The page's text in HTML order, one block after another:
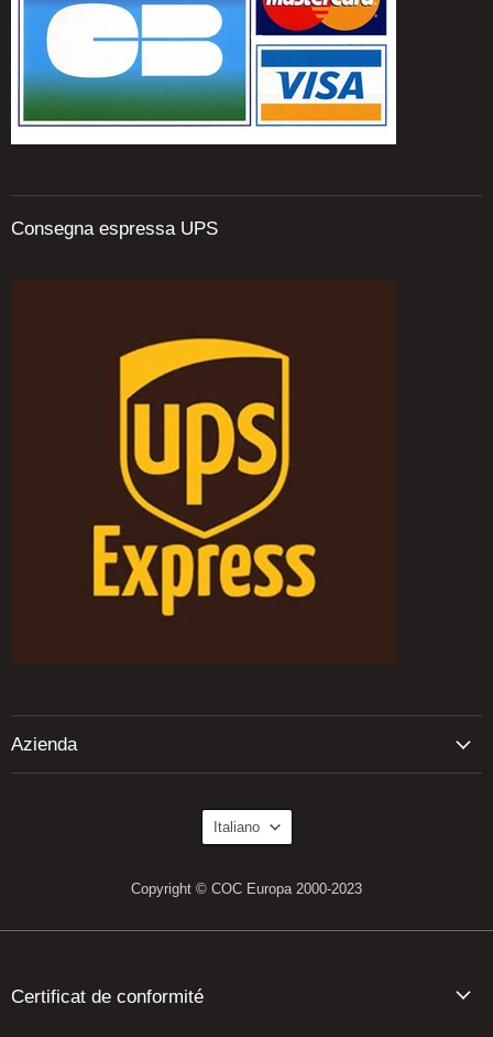
Consegna espressa UPS
Azienda
Copyright © COC Europa 2000-2023
Lingua
Italiano
Certificat de conformité